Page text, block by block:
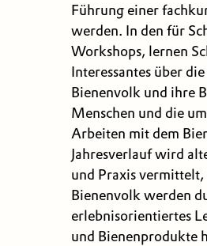
Führung einer
werden. In den für
Workshops, lernen
Interessantes über
Bienenvolk und ihre
Menschen und die
Arbeiten mit dem
Jahresverlauf wird
und Praxis vermittelt,
Bienenvolk werden
erlebnisorientiertes
und Bienenprodukte